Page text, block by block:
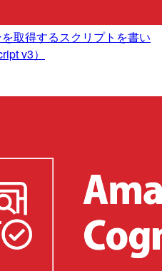
取得するスクリプトを書い
v3）